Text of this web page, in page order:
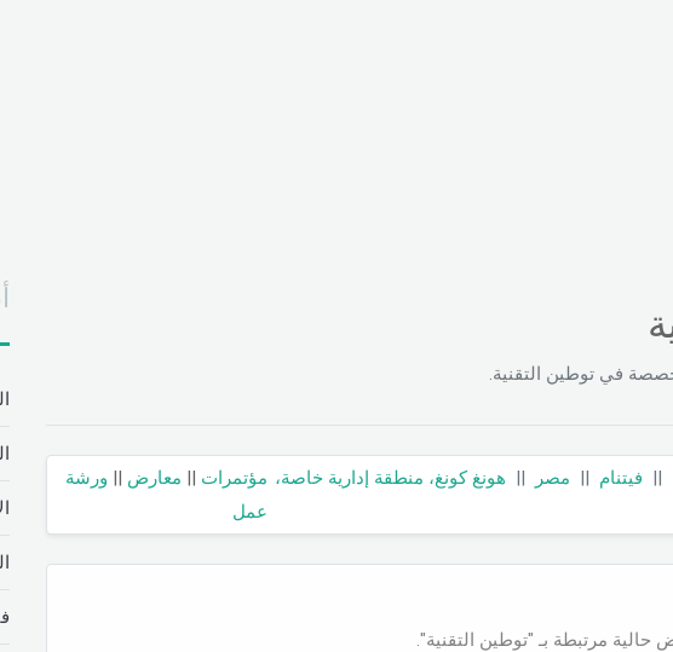
في توطين التقنية.
|| فيتنام || مصر || هونغ كونغ، منطقة إدارية خاصة، مؤتمرات || معارض || ورشة
عمل
حالية مرتبطة بـ "توطين التقنية".